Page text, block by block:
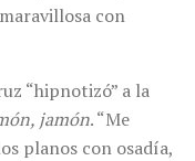
con
“hipnotizó” a la
jamón. “Me
planos con osadía,